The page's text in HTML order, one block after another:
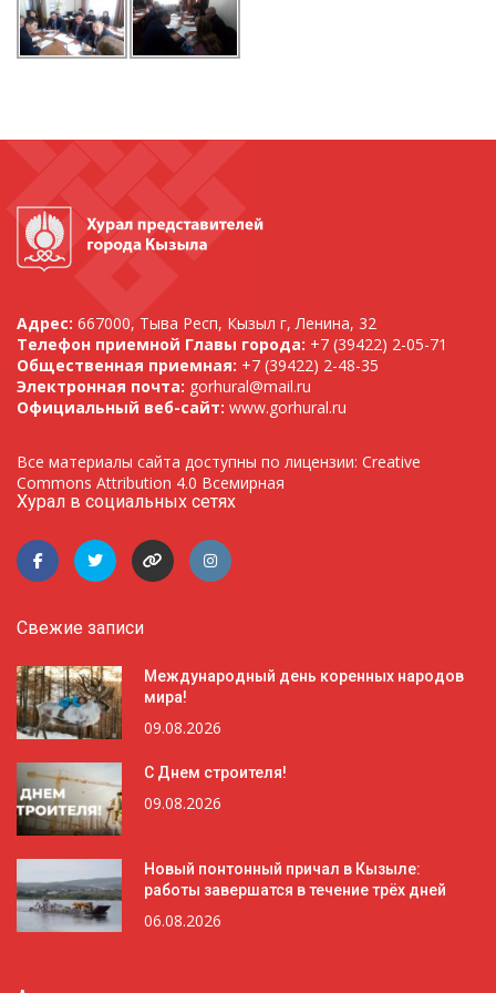
Адрес: 667000, Тыва Респ, Кызыл г, Ленина, 32
Телефон приемной Главы города: +7 (39422) 2-05-71
Общественная приемная: +7 (39422) 2-48-35
Электронная почта: gorhural@mail.ru
Официальный веб-сайт: www.gorhural.ru
Все материалы сайта доступны по лицензии: Creative
Commons Attribution 4.0 Всемирная
Хурал в социальных сетях
Свежие записи
Международный день коренных народов
мира!
09.08.2026
С Днем строителя!
09.08.2026
Новый понтонный причал в Кызыле:
работы завершатся в течение трёх дней
06.08.2026